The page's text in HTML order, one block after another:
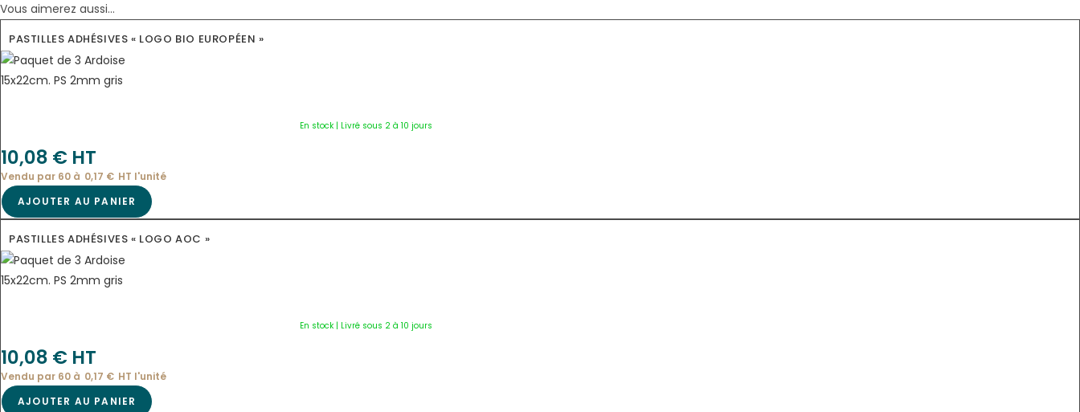
Vous aimerez aussi...
PASTILLES ADHÉSIVES « LOGO BIO EUROPÉEN »
En stock | Livré sous 2 à 10 jours
10,08 € HT
Vendu par 60 à 0,17 € HT l'unité
AJOUTER AU PANIER
PASTILLES ADHÉSIVES « LOGO AOC »
En stock | Livré sous 2 à 10 jours
10,08 € HT
Vendu par 60 à 0,17 € HT l'unité
AJOUTER AU PANIER